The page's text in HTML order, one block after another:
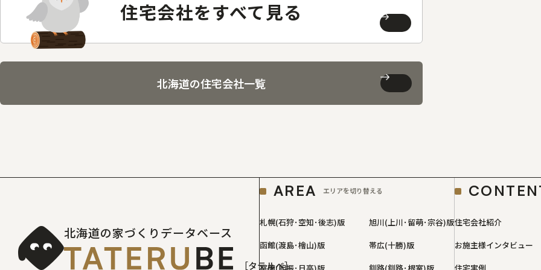
住宅会社をすべて見る
北海道の住宅会社一覧
北海道の家づくりデータベース
［タテルベ］
AREA エリアを切り替える
札幌(石狩･空知･後志)版
旭川(上川･留萌･宗谷)版
函館(渡島･檜山)版
帯広(十勝)版
住宅会社紹介
お施主様インタビュー